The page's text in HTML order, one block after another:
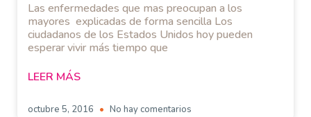
Las enfermedades que mas preocupan a los
mayores explicadas de forma sencilla Los
ciudadanos de los Estados Unidos hoy pueden
esperar vivir más tiempo que
LEER MÁS
octubre 5, 2016 No hay comentarios